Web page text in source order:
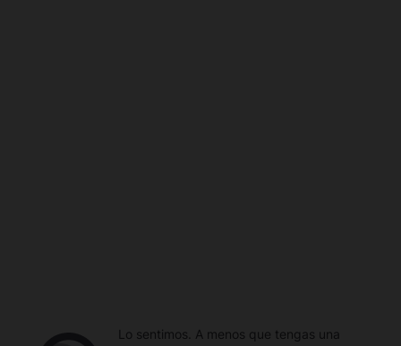
Lo sentimos. A menos que tengas una